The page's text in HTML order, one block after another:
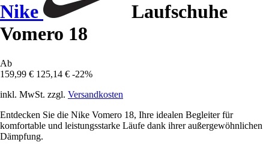
Nike
Laufschuhe
Vomero 18
Ab
159,99 € 125,14 € -22%
inkl. MwSt. zzgl. Versandkosten
Entdecken Sie die Nike Vomero 18, Ihre idealen Begleiter für
komfortable und leistungsstarke Läufe dank ihrer außergewöhnlichen
Dämpfung.